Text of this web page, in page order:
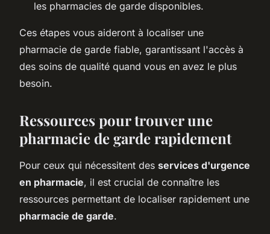
les pharmacies de garde disponibles.
Ces étapes vous aideront à localiser une
pharmacie de garde fiable, garantissant l'accès à
des soins de qualité quand vous en avez le plus
besoin.
Ressources pour trouver une
pharmacie de garde rapidement
Pour ceux qui nécessitent des services d'urgence
en pharmacie, il est crucial de connaître les
ressources permettant de localiser rapidement une
pharmacie de garde.